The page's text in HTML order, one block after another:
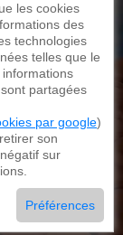
légales
les cookies
des
technologies
telles que le
partagées
par google)
son
sur
Préférences